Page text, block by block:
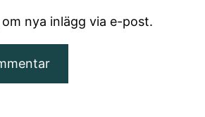
nya inlägg via e-post.